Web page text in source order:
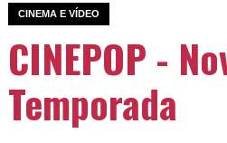
CINEMA E VÍDEO
CINEPOP -
Temporada